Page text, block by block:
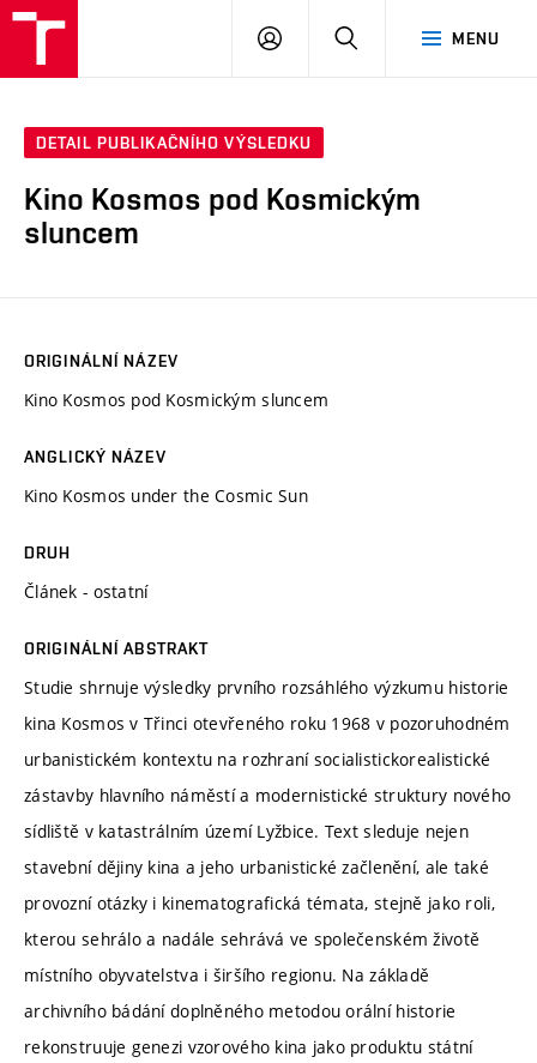
MENU
PŘIHLÁSIT
DETAIL PUBLIKAČNÍHO VÝSLEDKU
Kino Kosmos pod Kosmickým
sluncem
ORIGINÁLNÍ NÁZEV
Kino Kosmos pod Kosmickým sluncem
ANGLICKÝ NÁZEV
Kino Kosmos under the Cosmic Sun
DRUH
Článek - ostatní
ORIGINÁLNÍ ABSTRAKT
Studie shrnuje výsledky prvního rozsáhlého výzkumu historie
kina Kosmos v Třinci otevřeného roku 1968 v pozoruhodném
urbanistickém kontextu na rozhraní socialistickorealistické
zástavby hlavního náměstí a modernistické struktury nového
sídliště v katastrálním území Lyžbice. Text sleduje nejen
stavební dějiny kina a jeho urbanistické začlenění, ale také
provozní otázky i kinematografická témata, stejně jako roli,
kterou sehrálo a nadále sehrává ve společenském životě
místního obyvatelstva i širšího regionu. Na základě
archivního bádání doplněného metodou orální historie
rekonstruuje genezi vzorového kina jako produktu státní